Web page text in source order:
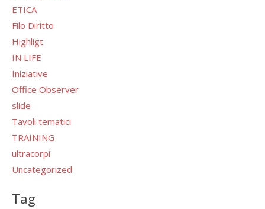
ETICA
Filo Diritto
Highligt
IN LIFE
Iniziative
Office Observer
slide
Tavoli tematici
TRAINING
ultracorpi
Uncategorized
Tag